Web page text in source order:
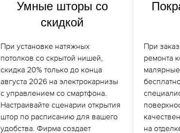
Умные шторы со
скидкой
При установке натяжных
потолков со скрытой нишей,
скидка 20% только до конца
августа 2026 на электрокарнизы
с управлением со смартфона.
Настраивайте сценарии открытия
штор по расписанию для вашего
удобства. Фирма создает
При
ремонта
на